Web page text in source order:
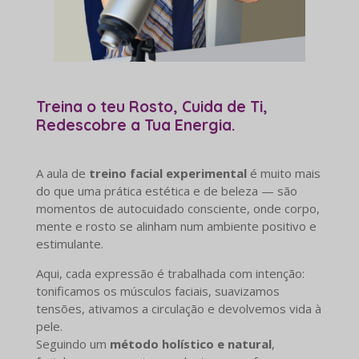
Treina o teu Rosto, Cuida de Ti,
Redescobre a Tua Energia.
A aula de treino facial experimentalé muito mais
do que uma prática estética e de beleza — são
momentos de autocuidado consciente, onde corpo,
mente e rosto se alinham num ambiente positivo e
estimulante.
Aqui, cada expressão é trabalhada com intenção:
tonificamos os músculos faciais, suavizamos
tensões, ativamos a circulação e devolvemos vida à
pele.
Seguindo um método holístico e natural,